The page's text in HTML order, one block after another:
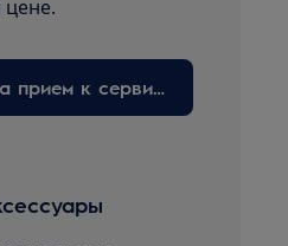
Запишитесь на прием к сервисному технику здесь